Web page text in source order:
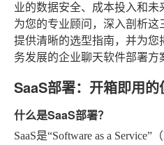
业的数据安全、成本投入和
为您的专业顾问，深入剖析这
提供清晰的选型指南，并为您
务发展的企业聊天软件部署方
SaaS部署：开箱即用
什么是SaaS部署？
SaaS是“Software as a